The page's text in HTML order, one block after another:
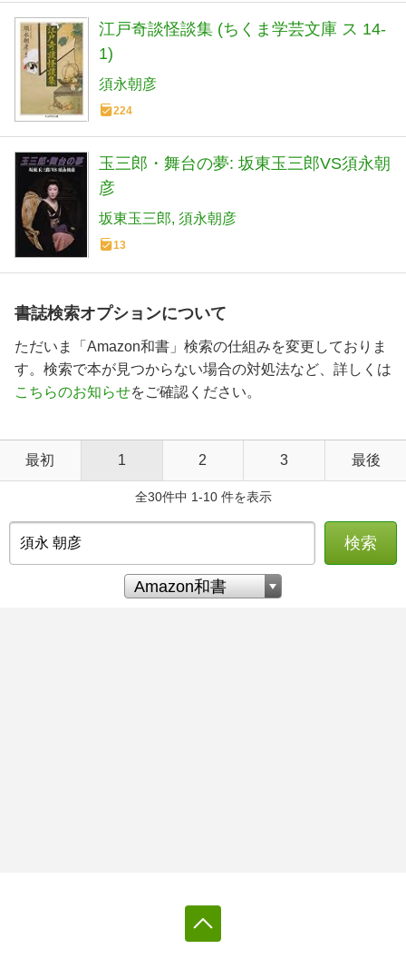
江戸奇談怪談集 (ちくま学芸文庫 ス 14-
1)
須永朝彦
224
玉三郎・舞台の夢: 坂東玉三郎VS須永朝
彦
坂東玉三郎 須永朝彦
13
書誌検索オプションについて
ただいま「Amazon和書」検索の仕組みを変更しておりま
す。検索で本が見つからない場合の対処法など、詳しくは
こちらのお知らせをご確認ください。
最初 1 2 3 最後
全30件中 1-10 件を表示
検索